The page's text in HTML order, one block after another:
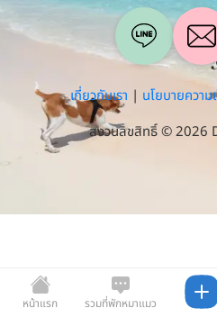
หน้าแรก
รวมที่พักหมาแมว
เกี่ยวกับเรา | นโยบายควา
สงวนลิขสิทธิ์ © 2026